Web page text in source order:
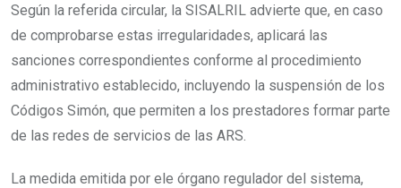
Según la referida circular, la SISALRIL advierte que, en caso
de comprobarse estas irregularidades, aplicará las
sanciones correspondientes conforme al procedimiento
administrativo establecido, incluyendo la suspensión de los
Códigos Simón, que permiten a los prestadores formar parte
de las redes de servicios de las ARS.
La medida emitida por ele órgano regulador del sistema,